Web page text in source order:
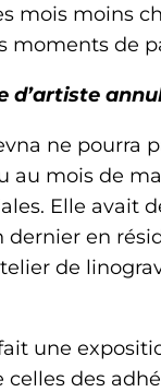
mois moins
moments de
d’artiste
ne pourra
au mois de
Elle avait
dernier en
de
une
celles des